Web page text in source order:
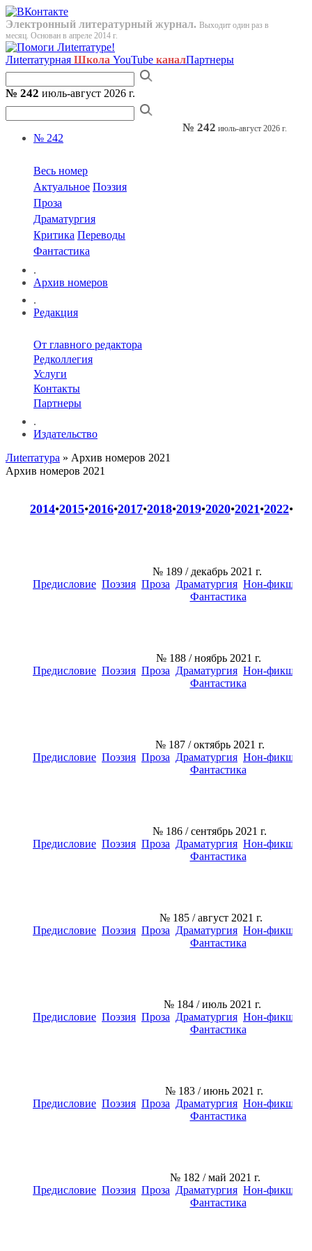
Электронный литературный журнал. Выходит один раз в
месяц. Основан в апреле 2014 г.
Лиterraтурная Школа YouTube каналПартнеры
№ 242 июль-август 2026 г.
№ 242
Весь номер
Актуальное Поэзия
Проза
Драматургия
Критика Переводы
Фантастика
.
Архив номеров
.
Редакция
От главного редактора
Редколлегия
Услуги
Контакты
Партнеры
.
Издательство
№ 242 июль-август 2026 г.
Лиterraтура » Архив номеров 2021
Архив номеров 2021
2014•2015•2016•2017•2018•2019•2020•2021•2022•
№ 189/ декабрь 2021 г.
Предисловие Поэзия Проза Драматургия Нон-фикшн
Фантастика
№ 188/ ноябрь 2021 г.
Предисловие Поэзия Проза Драматургия Нон-фикшн
Фантастика
№ 187/ октябрь 2021 г.
Предисловие Поэзия Проза Драматургия Нон-фикшн
Фантастика
№ 186 / сентябрь 2021 г.
Предисловие Поэзия Проза Драматургия Нон-фикшн
Фантастика
№ 185 / август 2021 г.
Предисловие Поэзия Проза Драматургия Нон-фикшн
Фантастика
№ 184 / июль 2021 г.
Предисловие Поэзия Проза Драматургия Нон-фикшн
Фантастика
№ 183/ июнь 2021 г.
Предисловие Поэзия Проза Драматургия Нон-фикшн
Фантастика
№ 182 / май 2021 г.
Предисловие Поэзия Проза Драматургия Нон-фикшн
Фантастика